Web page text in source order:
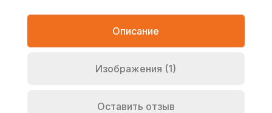
Описание
Изображения (1)
Оставить отзыв